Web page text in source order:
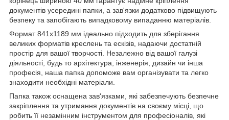
документів усередині папки, а зав'язки додатково підвищують
безпеку та запобігають випадковому випаданню матеріалів.
Формат 841x1189 мм ідеально підходить для зберігання
великих форматів креслень та ескізів, надаючи достатній
простір для вашої творчості. Незалежно від вашої галузі
діяльності, будь то архітектура, інженерія, дизайн чи інша
професія, наша папка допоможе вам організувати та легко
знаходити необхідні матеріали.
Папка також оснащена зав'язками, які забезпечують безпечне
закріплення та утримання документів на своєму місці, що
робить її незамінним інструментом для професіоналів, які